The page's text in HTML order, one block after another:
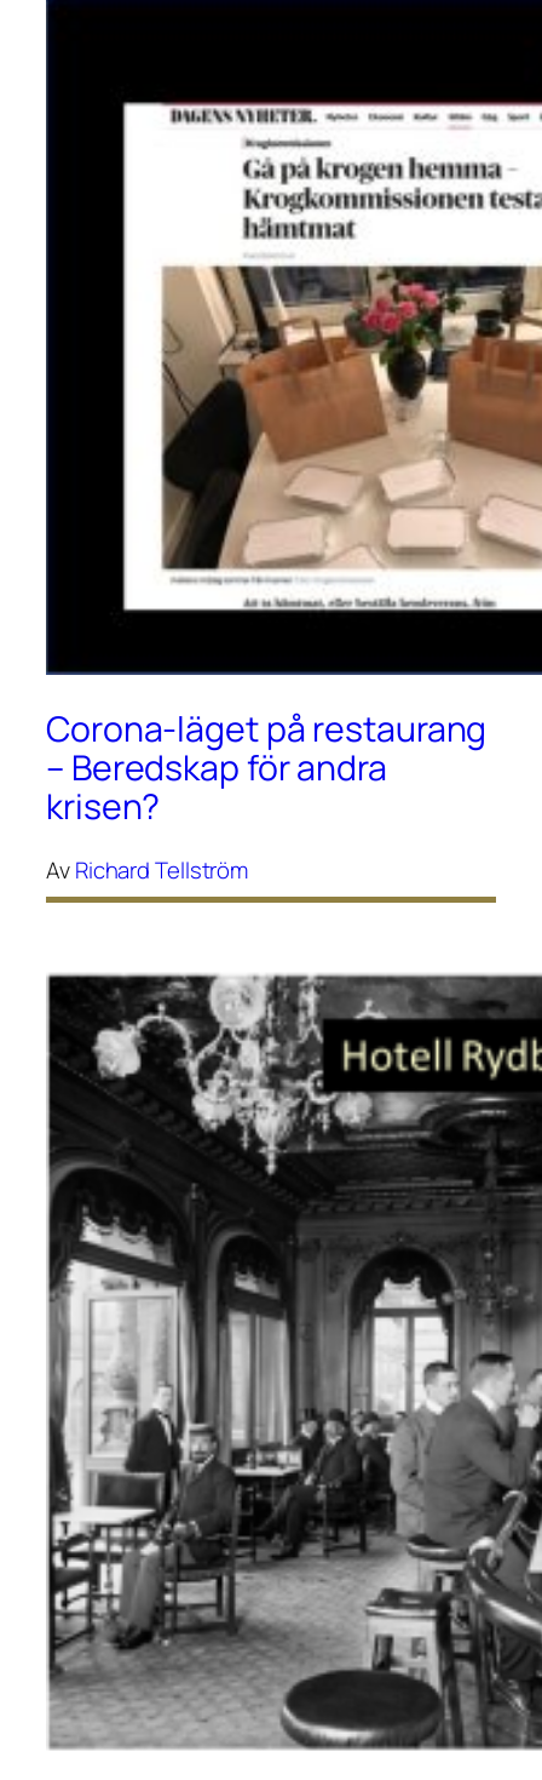
Corona-läget på restaurang
– Beredskap för andra
krisen?
AvRichard Tellström